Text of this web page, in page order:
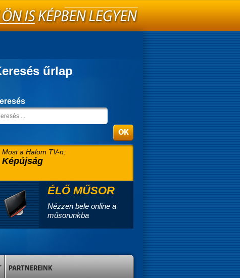
űrlap
Most a Halom TV-n:
Képújság
ÉLŐ MŰSOR
Nézzen bele online a
műsorunkba
PARTNEREINK